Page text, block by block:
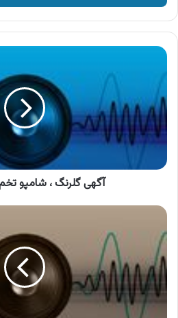
وارد
کنید
آگهی
شامپو
تخم
مرغی
گلرنگ
آگهی گلرنگ ، شامپو
آگهی
آروا
،
ابزارآلات
آروا